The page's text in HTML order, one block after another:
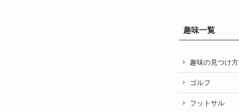
趣味一覧
趣味の見つけ方
ゴルフ
フットサル